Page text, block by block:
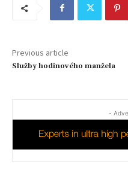
Previous article
Služby hodinového manžela
-